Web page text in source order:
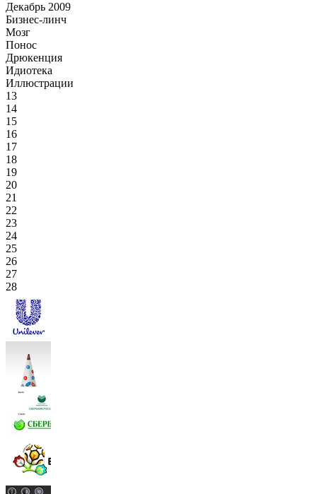
Декабрь 2009
Бизнес-линч
Мозг
Понос
Дрюкенция
Идиотека
Иллюстрации
13
14
15
16
17
18
19
20
21
22
23
24
25
26
27
28